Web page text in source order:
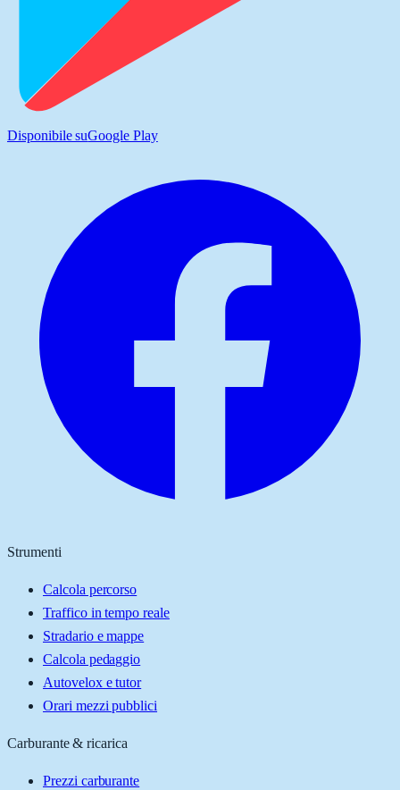
Disponibile suGoogle Play
Strumenti
Calcola percorso
Traffico in tempo reale
Stradario e mappe
Calcola pedaggio
Autovelox e tutor
Orari mezzi pubblici
Carburante & ricarica
Prezzi carburante